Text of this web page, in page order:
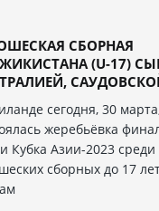
СБОРНАЯ
(U-17)
сегодня, 30
жеребьёвка
Кубка Азии-2023 среди
сборных до 17